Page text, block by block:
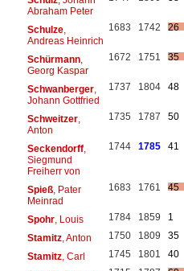
Abraham Peter
Schulze,
Andreas Heinrich
1683 1742 26
Schürmann,
Georg Kaspar
1672 1751 35
Schwanberger,
Johann Gottfried
1737 1804 48
Schweitzer,
Anton
1735 1787 50
Seckendorff,
Siegmund
Freiherr von
1744 1785 41
Spieß, Pater
Meinrad
1683 1761 45
Spohr, Louis 1784 1859
1
Stamitz, Anton 1750 1809
35
Stamitz, Carl 1745 1801
40